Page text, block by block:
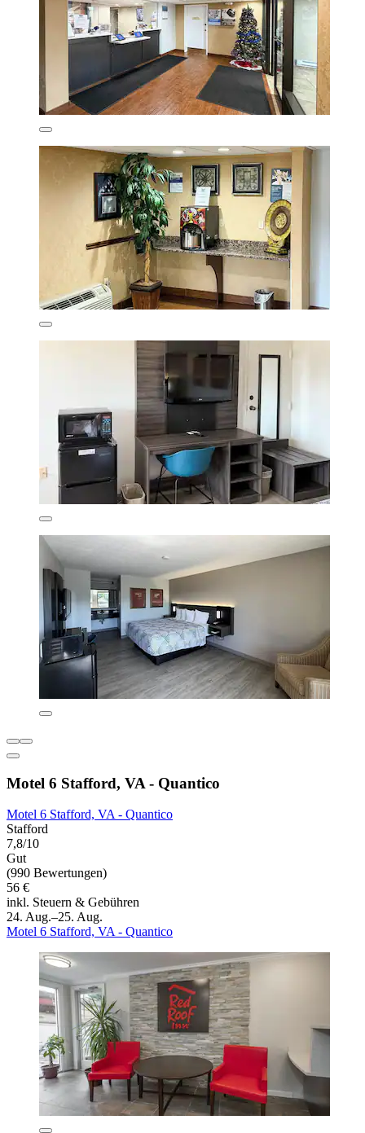
Motel 6 Stafford, VA - Quantico
Motel 6 Stafford, VA - Quantico
Stafford
7,8/10
Gut
(990 Bewertungen)
56 €
inkl. Steuern & Gebühren
24. Aug.–25. Aug.
Motel 6 Stafford, VA - Quantico